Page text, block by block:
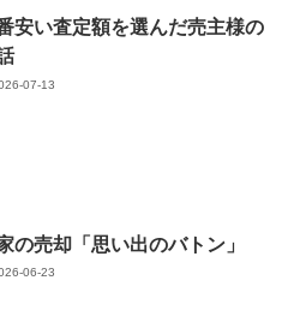
安い査定額を選んだ売主様の
07-13
の売却「思い出のバトン」
06-23